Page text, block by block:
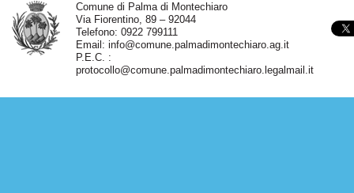
Comune di Palma di Montechiaro
Via Fiorentino, 89 – 92044
Telefono: 0922 799111
Email: info@comune.palmadimontechiaro.ag.it
P.E.C. :
protocollo@comune.palmadimontechiaro.legalmail.it